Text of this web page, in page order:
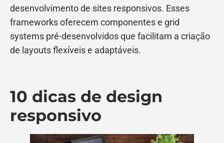
desenvolvimento de sites responsivos. Esses
frameworks oferecem componentes e grid
systems pré-desenvolvidos que facilitam a criação
de layouts flexíveis e adaptáveis.
10 dicas de design
responsivo